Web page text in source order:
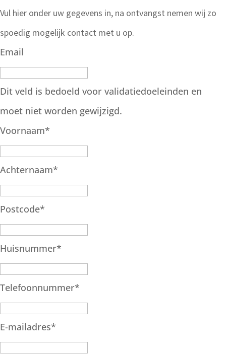
Vul hier onder uw gegevens in, na ontvangst nemen wij zo
spoedig mogelijk contact met u op.
Email
Dit veld is bedoeld voor validatiedoeleinden en
moet niet worden gewijzigd.
Voornaam*
Achternaam*
Postcode*
Huisnummer*
Telefoonnummer*
E-mailadres*